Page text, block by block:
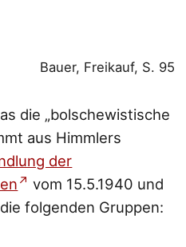
Bauer, Freikauf, S. 95
die „bolschewistische
aus Himmlers
der
vom 15.5.1940 und
folgenden Gruppen: